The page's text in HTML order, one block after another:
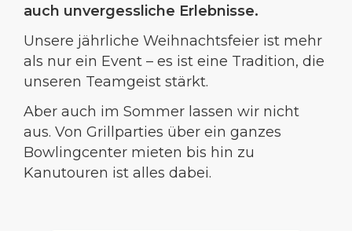
auch unvergessliche Erlebnisse.
Unsere jährliche Weihnachtsfeier ist mehr
als nur ein Event – es ist eine Tradition, die
unseren Teamgeist stärkt.
Aber auch im Sommer lassen wir nicht
aus. Von Grillparties über ein ganzes
Bowlingcenter mieten bis hin zu
Kanutouren ist alles dabei.